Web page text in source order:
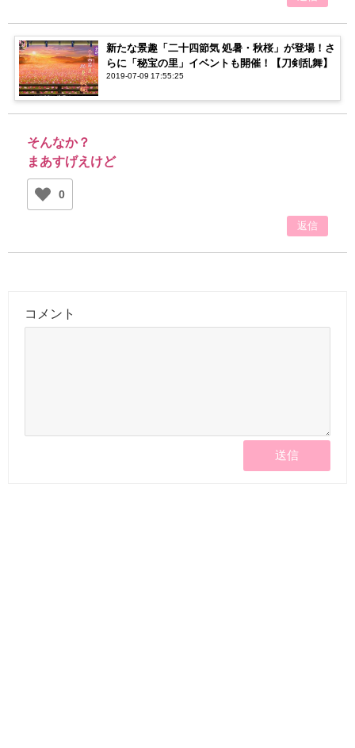
新たな景趣「二十四節気 処暑・秋桜」が登場！さ
らに「秘宝の里」イベントも開催！【刀剣乱舞】
2019-07-09 17:55:25
そんなか？
まあすげえけど
0
返信
コメント